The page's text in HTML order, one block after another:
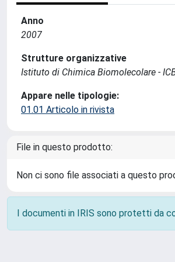
Anno
2007
Strutture organizzative
Istituto di Chimica Biomolecolare -
Appare nelle tipologie:
01.01 Articolo in rivista
File in questo prodotto:
Non ci sono file associati a questo
I documenti in IRIS sono protetti da